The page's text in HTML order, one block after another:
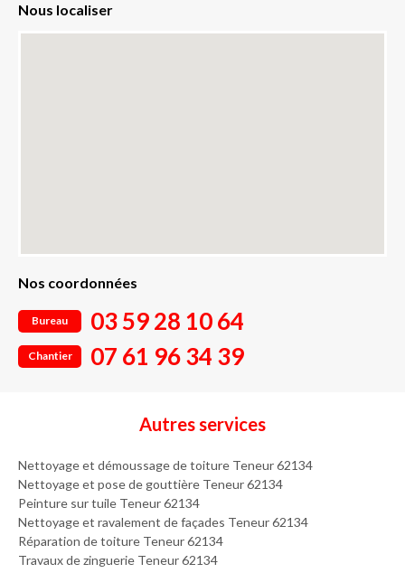
Nous localiser
Nos coordonnées
Bureau 03 59 28 10 64
Chantier 07 61 96 34 39
Autres services
Nettoyage et démoussage de toiture Teneur 62134
Nettoyage et pose de gouttière Teneur 62134
Peinture sur tuile Teneur 62134
Nettoyage et ravalement de façades Teneur 62134
Réparation de toiture Teneur 62134
Travaux de zinguerie Teneur 62134